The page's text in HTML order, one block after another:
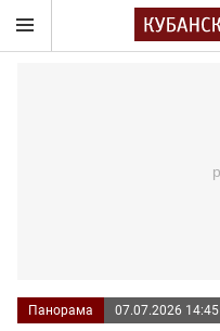
Панорама 07.07.2026 14:45